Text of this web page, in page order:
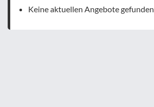
Keine aktuellen Angebote gefunden